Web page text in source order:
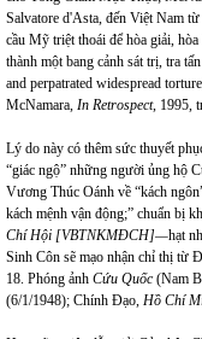
Salvatore d'Asta, đến Việt Nam
cầu Mỹ triệt thoái để hòa giải,
thành một bang cảnh sát trị, tra
and perpatrated widespread
McNamara, In Retrospect, 1995,
Lý do này có thêm sức thuyết
“giác ngộ” những người ủng hộ
Vương Thúc Oánh về “kách
kách mệnh vận động;” chuẩn bị
Chí Hội [VBTNKMĐCH]—hạt
Sinh Côn sẽ mạo nhận chỉ thị từ
18. Phóng ảnh Cứu Quốc(Nam
(6/1/1948); Chính Đạo, Hồ Chí